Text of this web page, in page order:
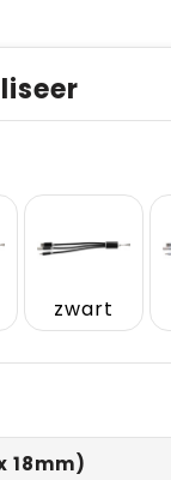
zwart
18mm)